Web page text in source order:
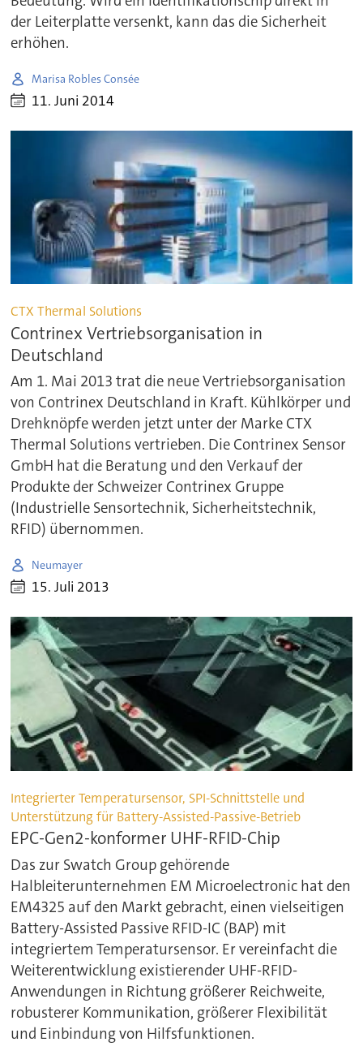
der Leiterplatte versenkt, kann das die Sicherheit
erhöhen.
Marisa Robles Consée
11. Juni 2014
CTX Thermal Solutions
Contrinex Vertriebsorganisation in
Deutschland
Am 1. Mai 2013 trat die neue Vertriebsorganisation
von Contrinex Deutschland in Kraft. Kühlkörper und
Drehknöpfe werden jetzt unter der Marke CTX
Thermal Solutions vertrieben. Die Contrinex Sensor
GmbH hat die Beratung und den Verkauf der
Produkte der Schweizer Contrinex Gruppe
(Industrielle Sensortechnik, Sicherheitstechnik,
RFID) übernommen.
Neumayer
15. Juli 2013
Integrierter Temperatursensor, SPI-Schnittstelle und
Unterstützung für Battery-Assisted-Passive-Betrieb
EPC-Gen2-konformer UHF-RFID-Chip
Das zur Swatch Group gehörende
Halbleiterunternehmen EM Microelectronic hat den
EM4325 auf den Markt gebracht, einen vielseitigen
Battery-Assisted Passive RFID-IC (BAP) mit
integriertem Temperatursensor. Er vereinfacht die
Weiterentwicklung existierender UHF-RFID-
Anwendungen in Richtung größerer Reichweite,
robusterer Kommunikation, größerer Flexibilität
und Einbindung von Hilfsfunktionen.